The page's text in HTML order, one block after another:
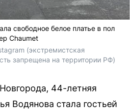
свободное белое платье в пол
Chaumet
(экстремистская
запрещена на территории РФ)
44-летняя
Водянова стала гостьей